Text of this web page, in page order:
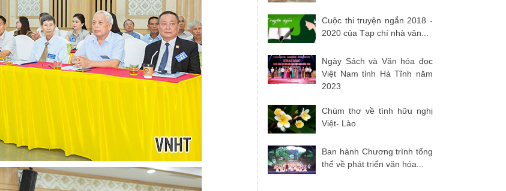
Cuộc thi truyện ngắn 2018 -
2020 của Tạp chí nhà văn...
Ngày Sách và Văn hóa đọc
Việt Nam tỉnh Hà Tĩnh năm
2023
Chùm thơ về tình hữu nghị
Việt- Lào
Ban hành Chương trình tổng
thể về phát triển văn hóa...